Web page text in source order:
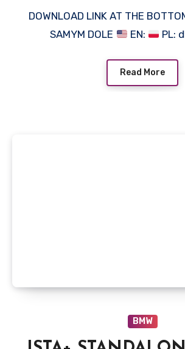
DOWNLOAD LINK AT THE
SAMYM DOLE
EN: PL:
Read More
BMW